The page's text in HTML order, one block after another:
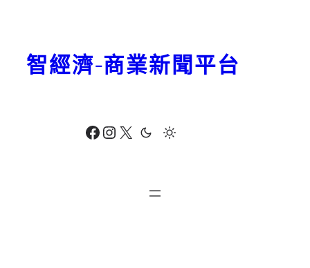
Facebook Instagram X
智經濟-商業新聞平台